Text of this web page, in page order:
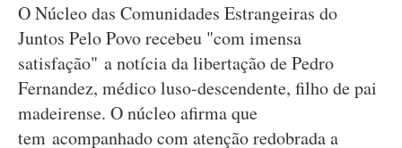
O Núcleo das Comunidades Estrangeiras do
Juntos Pelo Povo recebeu "com imensa
satisfação" a notícia da libertação de Pedro
Fernandez, médico luso-descendente, filho de pai
madeirense. O núcleo afirma que
tem acompanhado com atenção redobrada a